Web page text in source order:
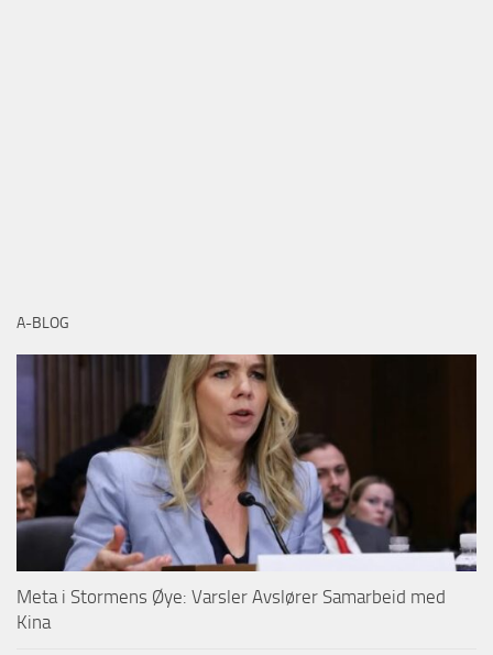
A-BLOG
Meta i Stormens Øye: Varsler Avslører Samarbeid med
Kina